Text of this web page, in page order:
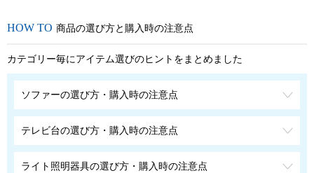
商品の選び方と購入時の注意点
カテゴリー毎にアイテム選びのヒントをまとめました
ソファーの選び方・購入時の注意点
テレビ台の選び方・購入時の注意点
ライト照明器具の選び方・購入時の注意点